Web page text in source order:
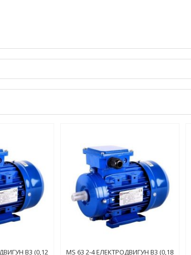
B3 (0,12
MS 63 2-4 ЕЛЕКТРОДВИГУН B3 (0,18